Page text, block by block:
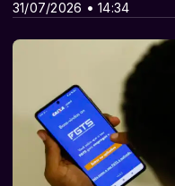
31/07/2026 • 14:34